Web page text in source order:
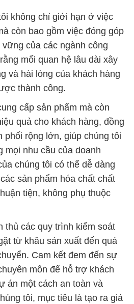
không chỉ giới hạn ở việc
còn bao gồm việc đóng góp
của các ngành công
mối quan hệ lâu dài xây
và hài lòng của khách hàng
thành công.
cấp sản phẩm mà còn
quả cho khách hàng, đồng
phối rộng lớn, giúp chúng tôi
mọi nhu cầu của doanh
chúng tôi có thể dễ dàng
sản phẩm hóa chất chất
tiện, không phụ thuộc
thủ các quy trình kiểm soát
từ khâu sản xuất đến quá
Cam kết đem đến sự
môn để hỗ trợ khách
án một cách an toàn và
tôi, mục tiêu là tạo ra giá